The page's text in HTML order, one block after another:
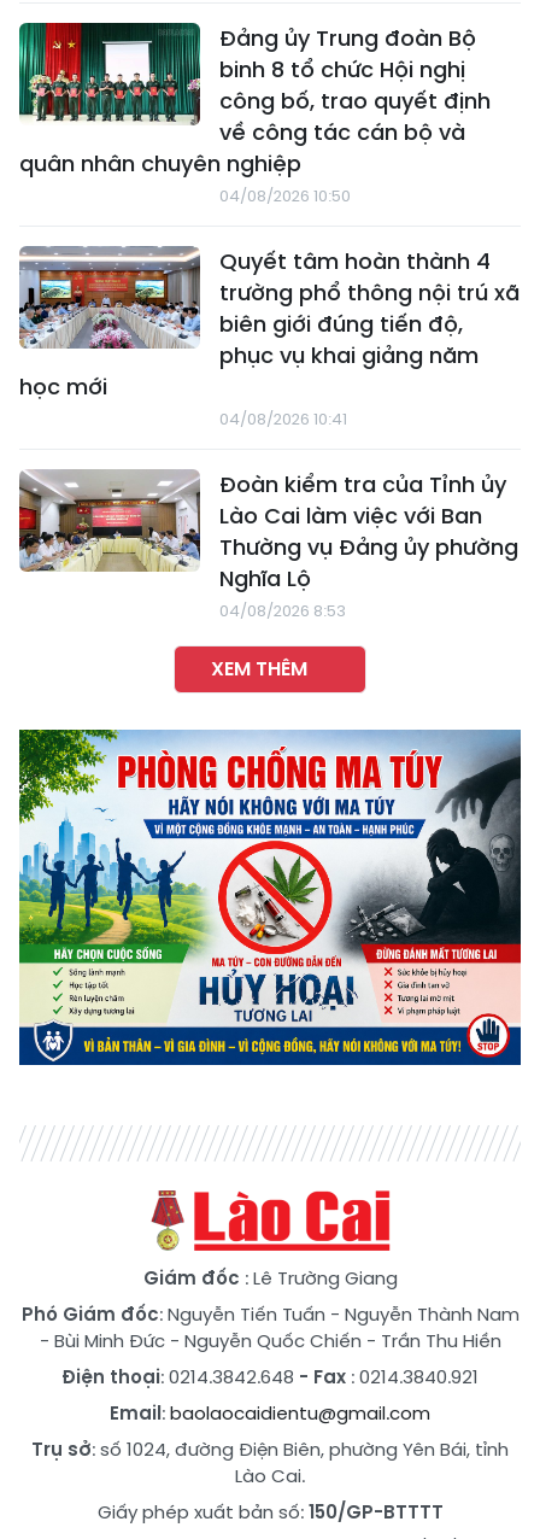
Đảng ủy Trung đoàn Bộ
binh 8 tổ chức Hội nghị
công bố, trao quyết định
về công tác cán bộ và
quân nhân chuyên nghiệp
04/08/2026 10:50
Quyết tâm hoàn thành 4
trường phổ thông nội trú xã
biên giới đúng tiến độ,
phục vụ khai giảng năm
học mới
04/08/2026 10:41
Đoàn kiểm tra của Tỉnh ủy
Lào Cai làm việc với Ban
Thường vụ Đảng ủy phường
Nghĩa Lộ
04/08/2026 8:53
XEM THÊM
Giám đốc : Lê Trường Giang
Phó Giám đốc:Nguyễn Tiến Tuấn - Nguyễn Thành Nam
- Bùi Minh Đức- Nguyễn Quốc Chiến - Trần Thu Hiền
Điện thoại: 0214.3842.648 - Fax : 0214.3840.921
Email:baolaocaidientu@gmail.com
Trụ sở: số 1024, đường Điện Biên, phường Yên Bái, tỉnh
Lào Cai.
Giấy phép xuất bản số:150/GP-BTTTT